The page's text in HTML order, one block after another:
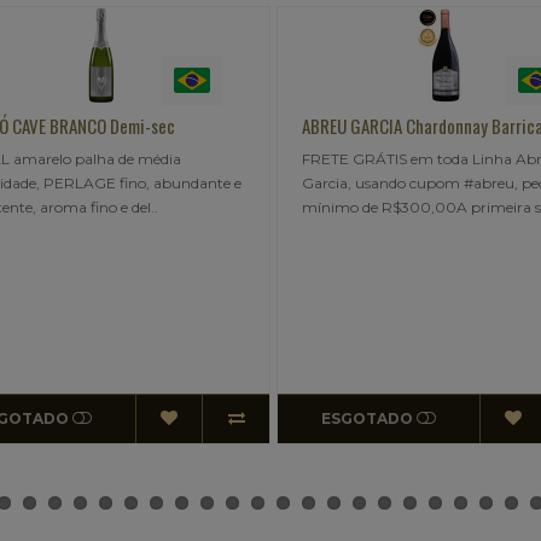
GARCIA Chardonnay Barricado
GRÁTIS em toda Linha Abreu
usando cupom #abreu, pedido
de R$300,00A primeira sa..
ESGOTADO
VILLA FRANCIONI FRANCESCO
FRETE GRATIS em toda a
FRANCIONI usando cupom
mínimo R$700,00Vermelho
COMPRAR